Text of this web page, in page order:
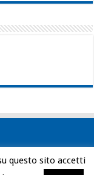
Bob Vann
questo sito accetti